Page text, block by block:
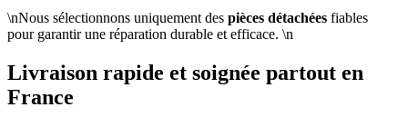
\nNous sélectionnons uniquement des pièces détachées fiables
pour garantir une réparation durable et efficace. \n
Livraison rapide et soignée partout en
France